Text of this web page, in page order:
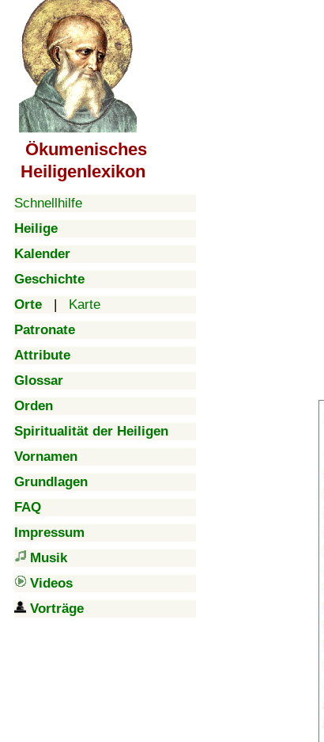
Ökumenisches
Heiligenlexikon
Schnellhilfe
Heilige
Kalender
Geschichte
Orte | Karte
Patronate
Attribute
Glossar
Orden
Spiritualität der Heiligen
Vornamen
Grundlagen
FAQ
Impressum
Musik
Videos
Vorträge